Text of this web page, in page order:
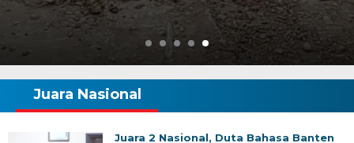
Juara Nasional
Juara 2 Nasional, Duta Bahasa Banten